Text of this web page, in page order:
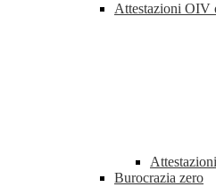
Attestazioni OIV
Burocrazia zero